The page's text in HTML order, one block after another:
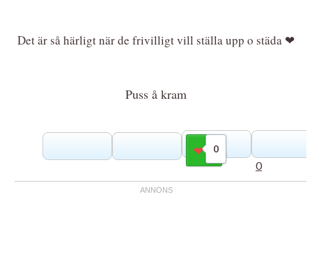
Det är så härligt när de frivilligt vill ställa upp o städa ❤
Puss å kram
0
Gilla
0